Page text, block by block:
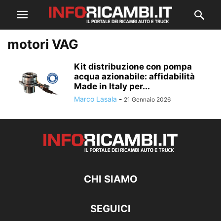
motori VAG
Kit distribuzione con pompa
acqua azionabile: affidabilità
Made in Italy per...
Marco Lasala - 21 Gennaio 2026
CHI SIAMO
SEGUICI